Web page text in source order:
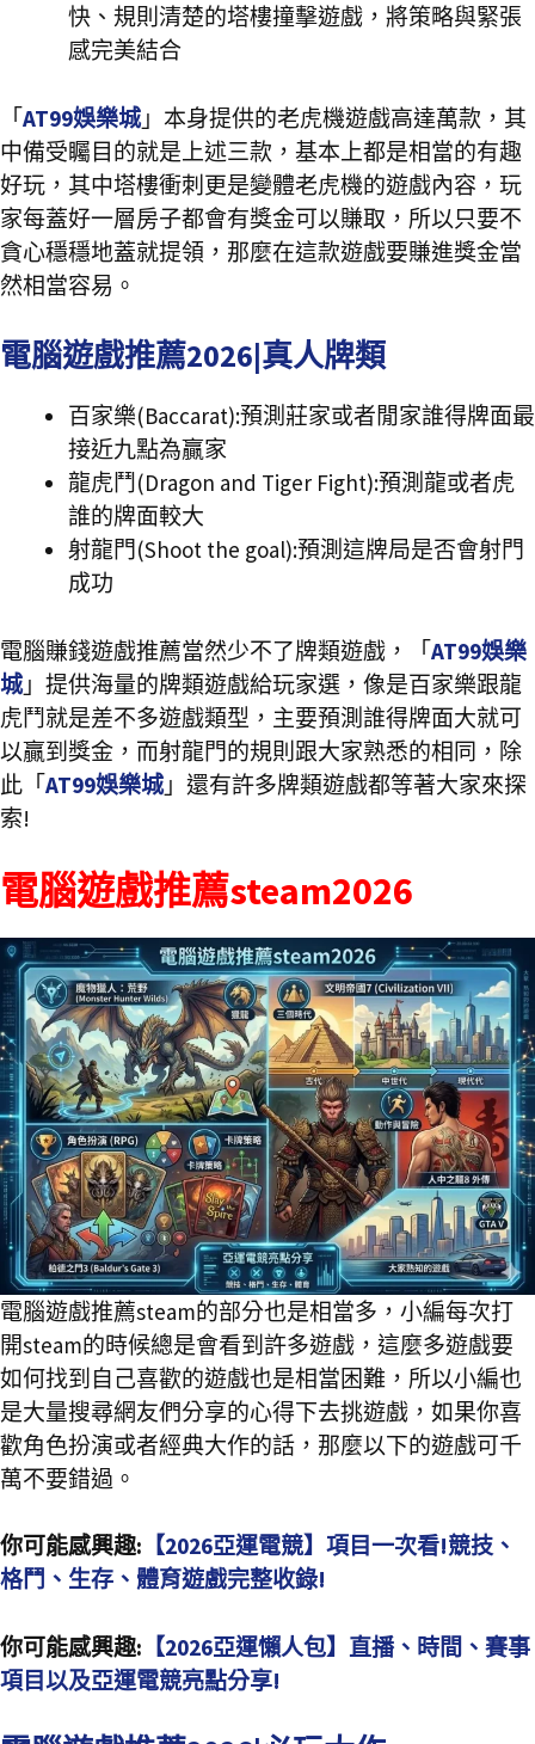
快、規則清楚的塔樓撞擊遊戲，將策略與緊張
感完美結合
「AT99娛樂城」本身提供的老虎機遊戲高達萬款，其
中備受矚目的就是上述三款，基本上都是相當的有趣
好玩，其中塔樓衝刺更是變體老虎機的遊戲內容，玩
家每蓋好一層房子都會有獎金可以賺取，所以只要不
貪心穩穩地蓋就提領，那麼在這款遊戲要賺進獎金當
然相當容易。
電腦遊戲推薦2026|真人牌類
百家樂(Baccarat):預測莊家或者閒家誰得牌面最
接近九點為贏家
龍虎鬥(Dragon and Tiger Fight):預測龍或者虎
誰的牌面較大
射龍門(Shoot the goal):預測這牌局是否會射門
成功
電腦賺錢遊戲推薦當然少不了牌類遊戲，「AT99娛樂
城」提供海量的牌類遊戲給玩家選，像是百家樂跟龍
虎鬥就是差不多遊戲類型，主要預測誰得牌面大就可
以贏到獎金，而射龍門的規則跟大家熟悉的相同，除
此「AT99娛樂城」還有許多牌類遊戲都等著大家來探
索!
電腦遊戲推薦steam2026
電腦遊戲推薦steam的部分也是相當多，小編每次打
開steam的時候總是會看到許多遊戲，這麼多遊戲要
如何找到自己喜歡的遊戲也是相當困難，所以小編也
是大量搜尋網友們分享的心得下去挑遊戲，如果你喜
歡角色扮演或者經典大作的話，那麼以下的遊戲可千
萬不要錯過。
你可能感興趣: 【2026亞運電競】項目一次看!競技、
格鬥、生存、體育遊戲完整收錄!
你可能感興趣: 【2026亞運懶人包】直播、時間、賽事
項目以及亞運電競亮點分享!